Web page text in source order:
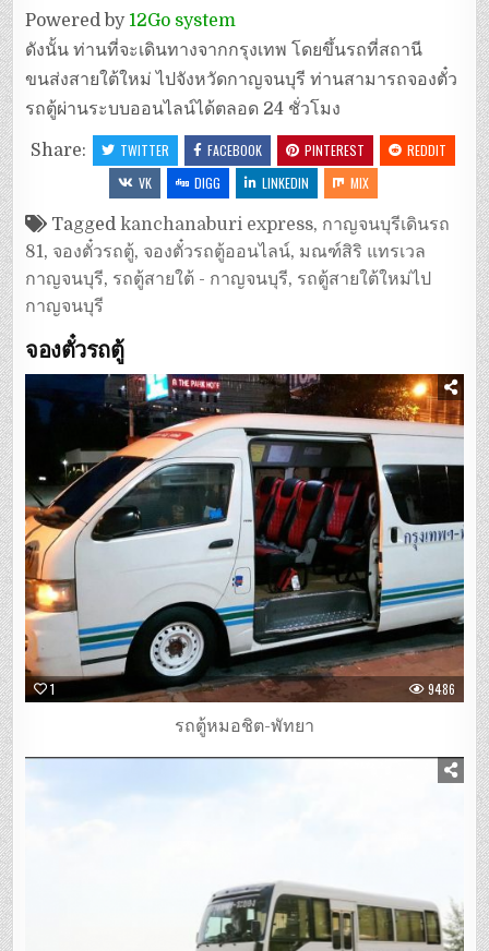
Powered by 12Go system
ดังนั้น ท่านที่จะเดินทางจากกรุงเทพ โดยขึ้นรถที่สถานี
ขนส่งสายใต้ใหม่ ไปจังหวัดกาญจนบุรี ท่านสามารถจองตั๋ว
รถตู้ผ่านระบบออนไลน์ได้ตลอด 24 ชั่วโมง
Share: TWITTER FACEBOOK PINTEREST
REDDIT
VK
DIGG LINKEDIN MIX
Taggedkanchanaburi express, กาญจนบุรีเดินรถ
81, จองตั๋วรถตู้, จองตั๋วรถตู้ออนไลน์, มณฑ์สิริ แทรเวล
กาญจนบุรี, รถตู้สายใต้ - กาญจนบุรี, รถตู้สายใต้ใหม่ไป
กาญจนบุรี
จองตั๋วรถตู้
1 9486
รถตู้หมอชิต-พัทยา